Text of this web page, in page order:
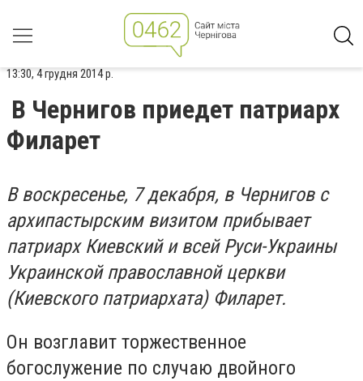
13:30, 4 грудня 2014 р.
В Чернигов приедет патриарх
Филарет
Ввоскресенье, 7 декабря, в Чернигов с
архипастырским визитом прибывает
патриарх Киевский и всей Руси-Украины
Украинской православной церкви
(Киевского патриархата) Филарет.
Он возглавит торжественное
богослужение по случаю двойного